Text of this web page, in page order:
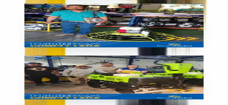
Entrega
Compactadora entregada en Guatemala
🇬🇹 Guatemala
Entrega
Rodillo SIMAQ nuevo
🇬🇹 Guatemala